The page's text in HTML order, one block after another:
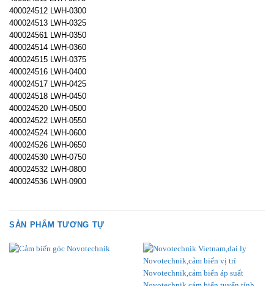
400024512 LWH-0300
400024513 LWH-0325
400024561 LWH-0350
400024514 LWH-0360
400024515 LWH-0375
400024516 LWH-0400
400024517 LWH-0425
400024518 LWH-0450
400024520 LWH-0500
400024522 LWH-0550
400024524 LWH-0600
400024526 LWH-0650
400024530 LWH-0750
400024532 LWH-0800
400024536 LWH-0900
SẢN PHẨM TƯƠNG TỰ